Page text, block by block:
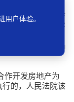
、违法分包给
工人自行招用劳
施工中受到伤害
1
作开发房地产为
的，人民法院该
户体验。